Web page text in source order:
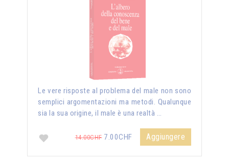
Le vere risposte al problema del male non sono
semplici argomentazioni ma metodi. Qualunque
sia la sua origine, il male è una realtà …
14.00CHF7.00CHF Aggiungere